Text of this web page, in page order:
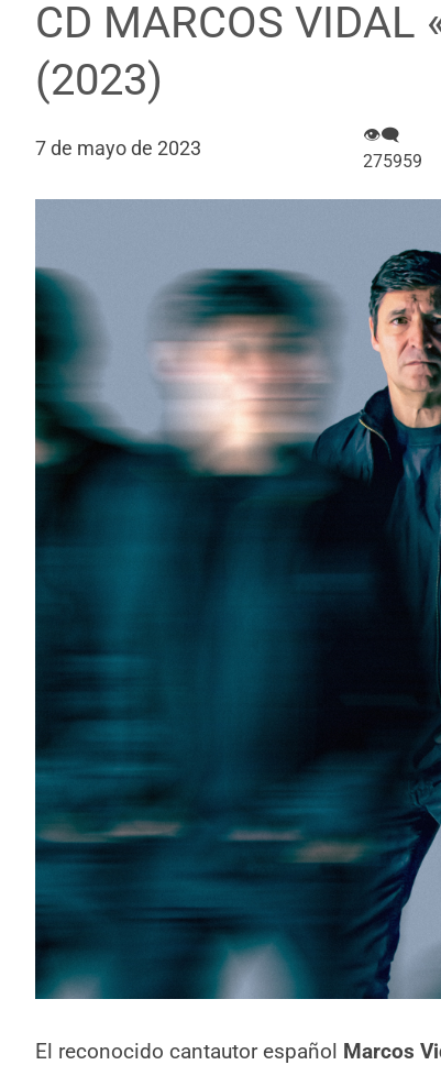
CD MARCOS VIDAL
(2023)
7 de mayo de 2023
👁‍🗨
275959
El reconocido cantautor español Marcos